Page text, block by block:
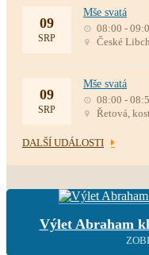
09
SRP
Mše svatá
08:00 -
České
09
SRP
Mše svatá
08:00 -
Řetová,
DALŠÍ UDÁLOSTI
Výlet Abraham